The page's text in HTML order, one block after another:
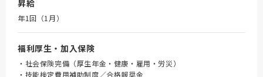
昇給
年1回（1月）
福利厚生・加入保険
・社会保険完備（厚生年金・健康・雇用・労災）
・技能検定費用補助制度／合格報奨金